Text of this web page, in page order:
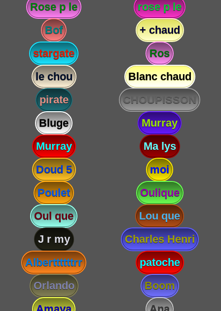
Rose p le
rose p le
Bof
+ chaud
stargate
Ros
le chou
Blanc chaud
pirate
CHOUPISSON
Bluge
Murray
Murray
Ma lys
Doud 5
moi
Poulet
Oulique
Oul que
Lou que
J r my
Charles Henri
Alberttttttrr
patoche
Orlando
Boom